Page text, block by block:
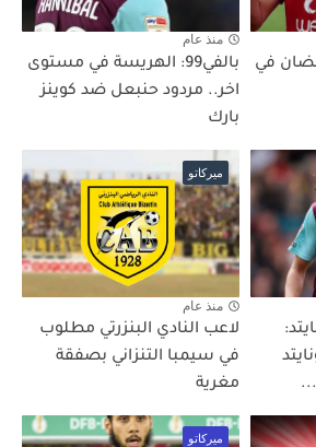
في
منذ عام
بالفي99: الهريسة في مستوى
اخر.. مردود حنبعل ضد كوينز
بارك
ميركاتو
منذ عام
لاعب النادي البنزرتي مطلوب
في سيمبا التنزاني بصفقة
مغرية
ميركاتو